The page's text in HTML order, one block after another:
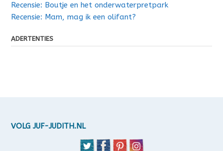
Recensie: Boutje en het onderwaterpretpark
Recensie: Mam, mag ik een olifant?
ADERTENTIES
VOLG JUF-JUDITH.NL